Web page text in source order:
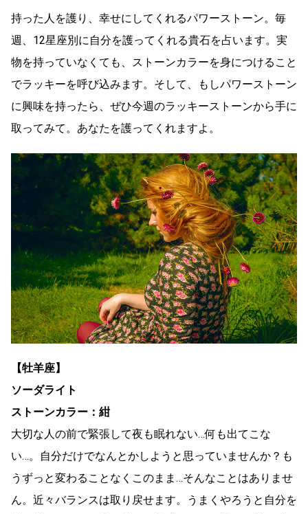
持った人を護り、幸せにしてくれるパワーストーン。毎
週、12星座別に自分を護ってくれる貴石を占います。実
物を持っていなくても、ストーンカラーを身につけること
でラッキーを呼び込みます。そして、もしパワーストーン
に興味を持ったら、ぜひ今週のラッキーストーンから手に
取ってみて。あなたを護ってくれますよ。
【牡羊座】
ソーダライト
ストーンカラー：紺
大切な人の前で緊張して夜も眠れない…何も出てこな
い…。自分だけでなんとかしようと思っていませんか？も
うずっと変わることなくこのまま…そんなことはありませ
ん。近々バランスは取り戻せます。うまくやろうと自分を